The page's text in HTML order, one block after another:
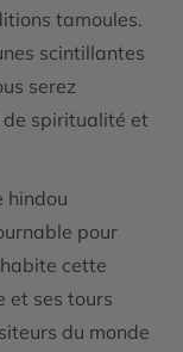
tamoules.
scintillantes
serez
spiritualité et
hindou
pour
cette
et ses tours
du monde